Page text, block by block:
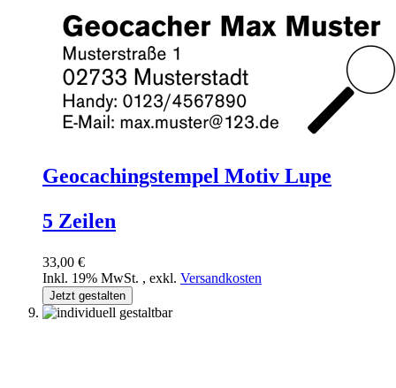
Geocachingstempel Motiv Lupe
5 Zeilen
33,00 €
Inkl. 19% MwSt. , exkl. Versandkosten
Jetzt gestalten